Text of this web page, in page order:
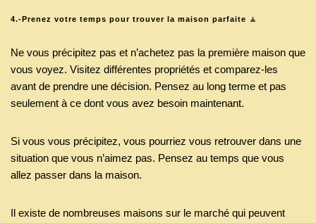
4.-Prenez votre temps pour trouver la maison parfaite 🧘
Ne vous précipitez pas et n’achetez pas la première maison que
vous voyez. Visitez différentes propriétés et comparez-les
avant de prendre une décision. Pensez au long terme et pas
seulement à ce dont vous avez besoin maintenant.
Si vous vous précipitez, vous pourriez vous retrouver dans une
situation que vous n’aimez pas. Pensez au temps que vous
allez passer dans la maison.
Il existe de nombreuses maisons sur le marché qui peuvent